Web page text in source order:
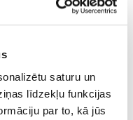
saturu un
līdzekļu funkcijas
par to, kā jūs